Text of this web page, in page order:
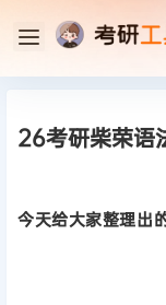
26考研柴荣语
今天给大家整理出